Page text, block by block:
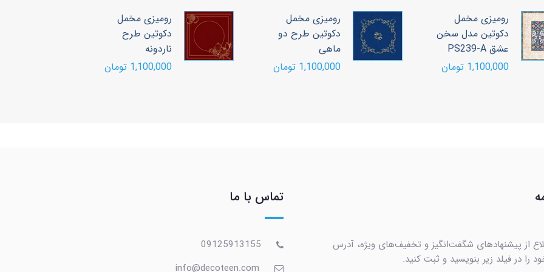
رومیزی مخمل
دکوتین مدل سخن
عشق PS239-A
1,100,000 تومان
رومیزی مخمل
دکوتین طرح دو
ماهی
1,100,000 تومان
رومیزی مخمل
دکوتین طرح
ناردونه
1,100,000 تومان
از پیشنهادهای شگفت‌انگیز و تخفیف‌های ویژه، آدرس
را در فیلد زیر بنویسید و ثبت کنید.
تماس با ما